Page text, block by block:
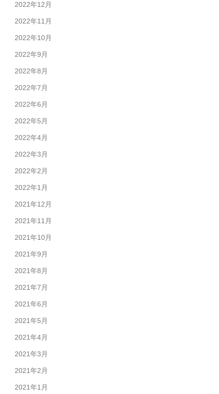
2022年12月
2022年11月
2022年10月
2022年9月
2022年8月
2022年7月
2022年6月
2022年5月
2022年4月
2022年3月
2022年2月
2022年1月
2021年12月
2021年11月
2021年10月
2021年9月
2021年8月
2021年7月
2021年6月
2021年5月
2021年4月
2021年3月
2021年2月
2021年1月